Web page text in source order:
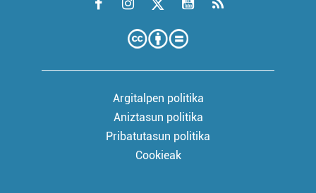
Argitalpen politika
Aniztasun politika
Pribatutasun politika
Cookieak